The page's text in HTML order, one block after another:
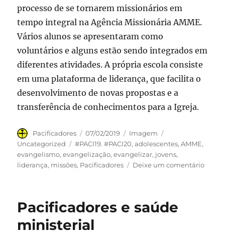
processo de se tornarem missionários em
tempo integral na Agência Missionária AMME.
Vários alunos se apresentaram como
voluntários e alguns estão sendo integrados em
diferentes atividades. A própria escola consiste
em uma plataforma de liderança, que facilita o
desenvolvimento de novas propostas e a
transferência de conhecimentos para a Igreja.
Autor
Pacificadores
Publicado
em
07/02/2019 Formato
Imagem
Uncategorized
Tags
#PACI19. #PACI20,adolescentes,AMME,
evangelismo,evangelização,evangelizar, jovens,
liderança, missões, Pacificadores Deixe um comentárioem
Pacificadores e saúde
ministerial